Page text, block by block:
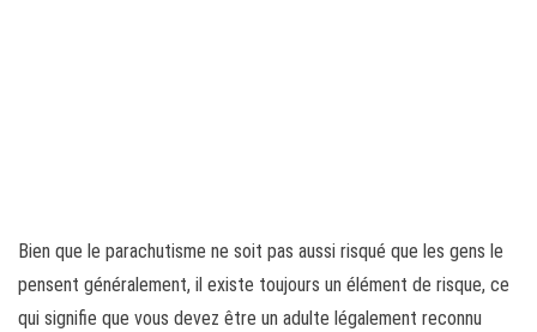
Bien que le parachutisme ne soit pas aussi risqué que les gens le
pensent généralement, il existe toujours un élément de risque, ce
qui signifie que vous devez être un adulte légalement reconnu